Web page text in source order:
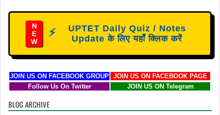
N
E
W
⚡
UPTET Daily Quiz / Notes
Update के लिए यहाँ क्लिक करें
JOIN US ON FACEBOOK GROUP
JOIN US ON FACEBOOK PAGE
Follow Us On Twitter
JOIN US ON Telegram
BLOG ARCHIVE